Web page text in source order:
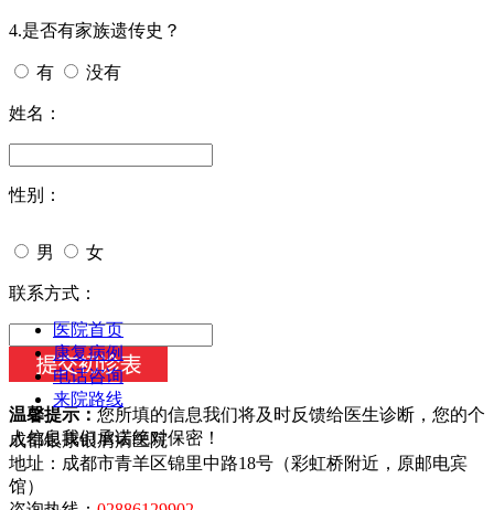
4.是否有家族遗传史？
有 没有
姓名：
性别：
男 女
今天日期：
联系方式：
温馨提示： 您所填的信息我们将及时反馈给医生诊断，您的个
人信息我们承诺绝对保密！
医院首页
康复病例
电话咨询
来院路线
成都银康银屑病医院
地址：成都市青羊区锦里中路18号（彩虹桥附近，原邮电宾
馆）